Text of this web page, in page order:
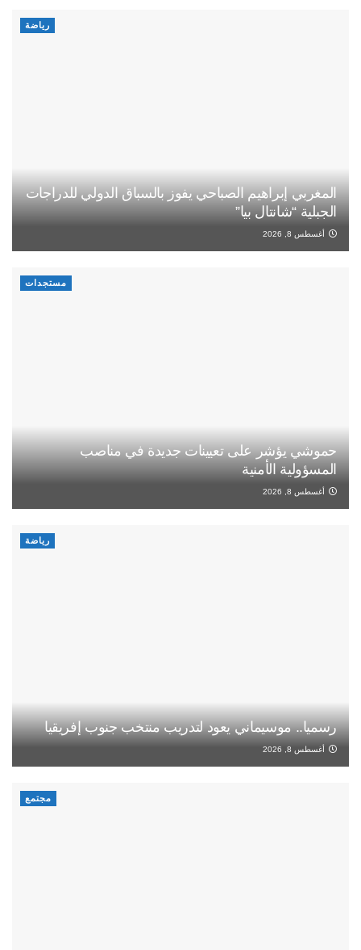
رياضة
المغربي إبراهيم الصباحي يفوز بالسباق الدولي للدراجات
الجبلية “شانتال بيا”
أغسطس 8, 2026
مستجدات
حموشي يؤشر على تعيينات جديدة في مناصب
المسؤولية الأمنية
أغسطس 8, 2026
رياضة
رسميا.. موسيماني يعود لتدريب منتخب جنوب إفريقيا
أغسطس 8, 2026
مجتمع